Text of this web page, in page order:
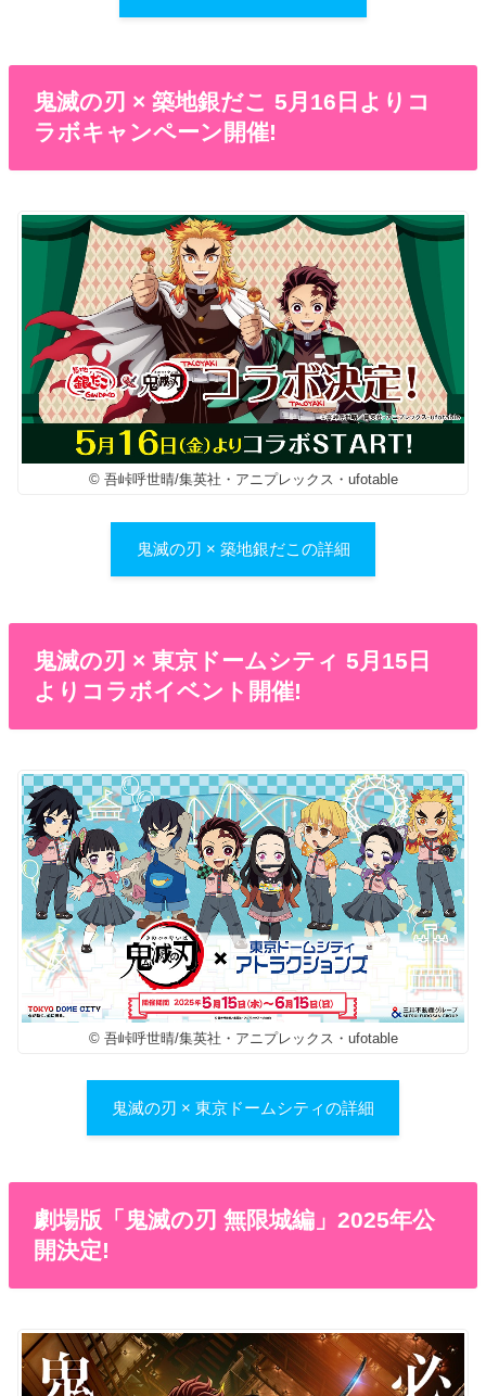
鬼滅の刃 × 築地銀だこ 5月16日よりコ
ラボキャンペーン開催!
© 吾峠呼世晴/集英社・アニプレックス・ufotable
鬼滅の刃 × 築地銀だこの詳細
鬼滅の刃 × 東京ドームシティ 5月15日
よりコラボイベント開催!
© 吾峠呼世晴/集英社・アニプレックス・ufotable
鬼滅の刃 × 東京ドームシティの詳細
劇場版「鬼滅の刃 無限城編」2025年公
開決定!